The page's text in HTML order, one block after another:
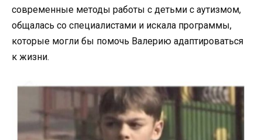
современные методы работы с детьми с аутизмом,
общалась со специалистами и искала программы,
которые могли бы помочь Валерию адаптироваться
к жизни.